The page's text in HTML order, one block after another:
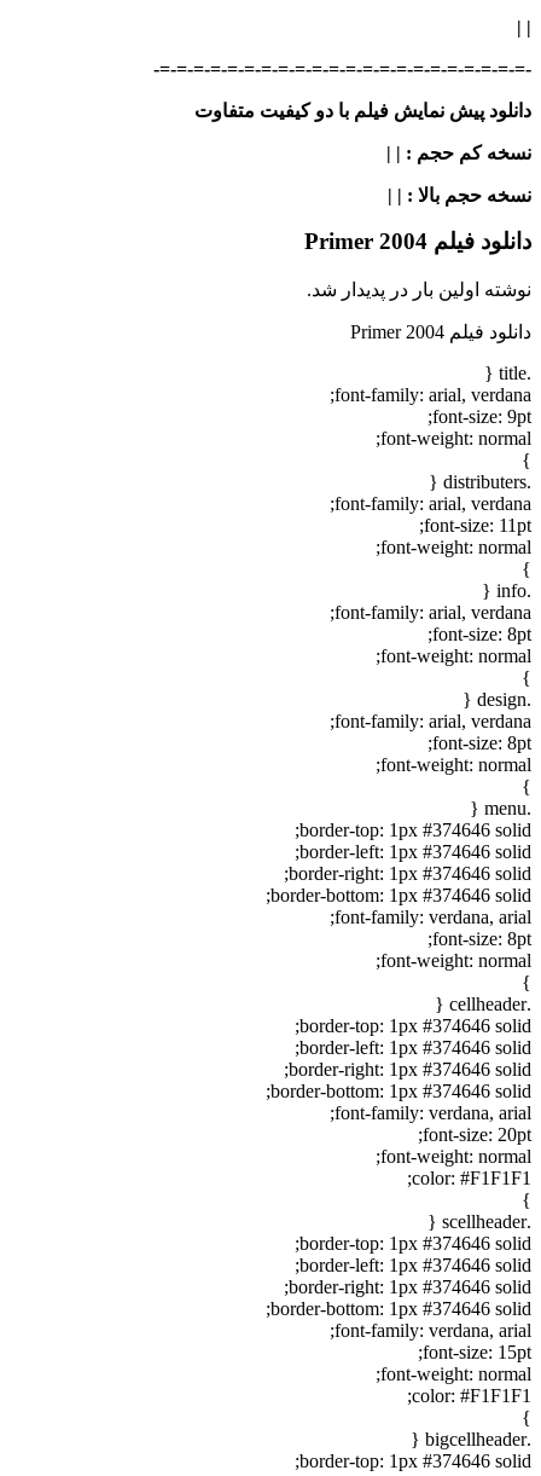
|
|
-=-=-=-=-=-=-=-=-=-=-=-=-=-=-=-=-=-=-=-=-=-=-
دانلود پیش نمایش فیلم با دو کیفیت متفاوت
نسخه کم حجم : | |
نسخه حجم بالا : | |
دانلود فیلم Primer 2004
نوشته اولین بار در پدیدار شد.
دانلود فیلم Primer 2004
.title {
font-family: arial, verdana;
font-size: 9pt;
font-weight: normal;
}
.distributers {
font-family: arial, verdana;
font-size: 11pt;
font-weight: normal;
}
.info {
font-family: arial, verdana;
font-size: 8pt;
font-weight: normal;
}
.design {
font-family: arial, verdana;
font-size: 8pt;
font-weight: normal;
}
.menu {
border-top: 1px #374646 solid;
border-left: 1px #374646 solid;
border-right: 1px #374646 solid;
border-bottom: 1px #374646 solid;
font-family: verdana, arial;
font-size: 8pt;
font-weight: normal;
}
.cellheader {
border-top: 1px #374646 solid;
border-left: 1px #374646 solid;
border-right: 1px #374646 solid;
border-bottom: 1px #374646 solid;
font-family: verdana, arial;
font-size: 20pt;
font-weight: normal;
color: #F1F1F1;
}
.scellheader {
border-top: 1px #374646 solid;
border-left: 1px #374646 solid;
border-right: 1px #374646 solid;
border-bottom: 1px #374646 solid;
font-family: verdana, arial;
font-size: 15pt;
font-weight: normal;
color: #F1F1F1;
}
.bigcellheader {
border-top: 1px #374646 solid;